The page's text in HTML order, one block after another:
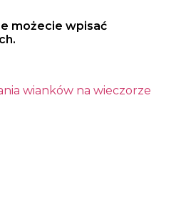
możecie wpisać